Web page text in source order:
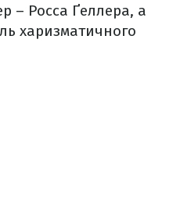
– Росса Ґеллера, а
харизматичного